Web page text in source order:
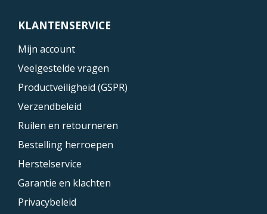
KLANTENSERVICE
Mijn account
Veelgestelde vragen
Productveiligheid (GSPR)
Verzendbeleid
Ruilen en retourneren
Bestelling herroepen
Herstelservice
Garantie en klachten
Privacybeleid